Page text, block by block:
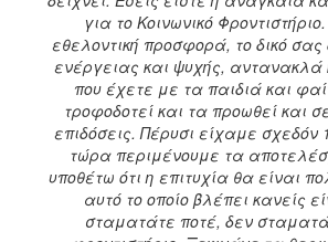
για το Κοινωνικό
εθελοντική προσφορά, το δικό σας
ενέργειας και ψυχής, αντανακλά
που έχετε με τα παιδιά και
τροφοδοτεί και τα προωθεί και
επιδόσεις. Πέρυσι είχαμε σχεδόν
τώρα περιμένουμε τα
υποθέτω ότι η επιτυχία θα είναι
αυτό το οποίο βλέπει κανείς
σταματάτε ποτέ, δεν